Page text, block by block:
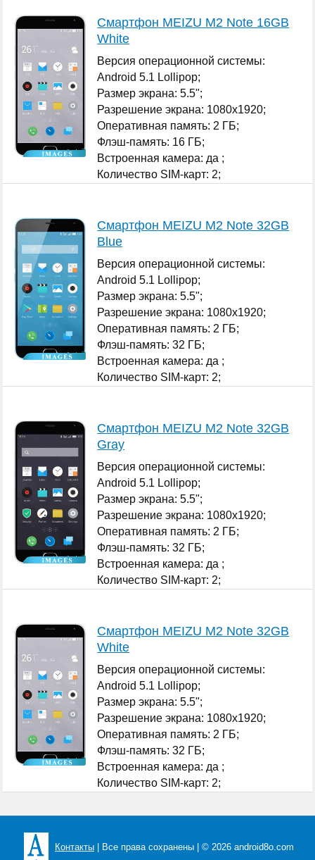
Смартфон MEIZU M2 Note 16GB
White
Версия операционной системы:
Android 5.1 Lollipop;
Размер экрана: 5.5";
Разрешение экрана: 1080x1920;
Оперативная память: 2 ГБ;
Флэш-память: 16 ГБ;
Встроенная камера: да ;
Количество SIM-карт: 2;
Смартфон MEIZU M2 Note 32GB
Blue
Версия операционной системы:
Android 5.1 Lollipop;
Размер экрана: 5.5";
Разрешение экрана: 1080x1920;
Оперативная память: 2 ГБ;
Флэш-память: 32 ГБ;
Встроенная камера: да ;
Количество SIM-карт: 2;
Смартфон MEIZU M2 Note 32GB
Gray
Версия операционной системы:
Android 5.1 Lollipop;
Размер экрана: 5.5";
Разрешение экрана: 1080x1920;
Оперативная память: 2 ГБ;
Флэш-память: 32 ГБ;
Встроенная камера: да ;
Количество SIM-карт: 2;
Смартфон MEIZU M2 Note 32GB
White
Версия операционной системы:
Android 5.1 Lollipop;
Размер экрана: 5.5";
Разрешение экрана: 1080x1920;
Оперативная память: 2 ГБ;
Флэш-память: 32 ГБ;
Встроенная камера: да ;
Количество SIM-карт: 2;
Контакты | Все права сохранены | © 2026 android8o.com